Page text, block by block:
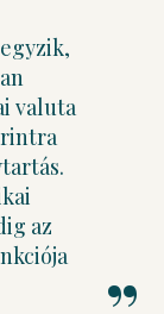
valuta
az